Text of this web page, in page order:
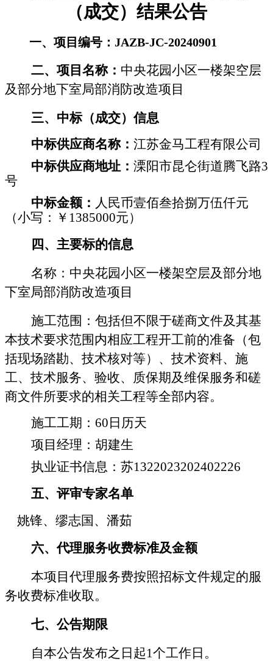
（成交） 结果公告
一、项目编号： JAZB-JC-20240901
二、项目名称： 中央花园小区一楼架空层
及部分地下室局部消防改造项目
三、 中标（成交）信息
中标供应商名称： 江苏金马工程有限公司
中标供应商地址： 溧阳市昆仑街道腾飞路3
号
中标金额 ： 人民币壹佰叁拾捌万伍仟元
（小写：￥ 1385000元）
四、主要标的信息
名称： 中央花园小区一楼架空层及部分地
下室局部消防改造项目
施工范围： 包括但不限于磋商文件及其基
本技术要求范围内相应工程开工前的准备（包
括现场踏勘、技术核对等）、技术资料、施
工、技术服务、验收、质保期及维保服务和磋
商文件所要求的相关工程等全部内容。
施工工期： 60日历天
项目经理：胡建生
执业证书信息：苏1322023202402226
五、评审专家名单
姚锋、 缪志国 、 潘茹
六、代理服务收费标准及金额
本项目代理服务费按照招标文件规定的服
务收费标准收取。
七、公告期限
自本公告发布之日起1个工作日。